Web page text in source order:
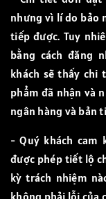
nhưng vì lí do bảo
tiếp được. Tuy
bằng cách đăng
khách sẽ thấy chi
phẩm đã nhận và
ngân hàng và bản
- Quý khách cam
được phép tiết lộ
kỳ trách nhiệm